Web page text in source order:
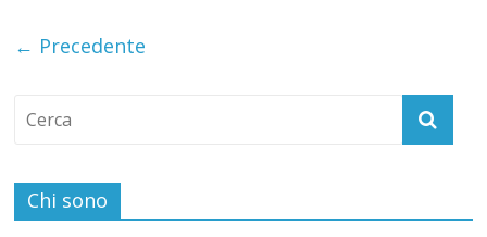
← Precedente
Chi sono